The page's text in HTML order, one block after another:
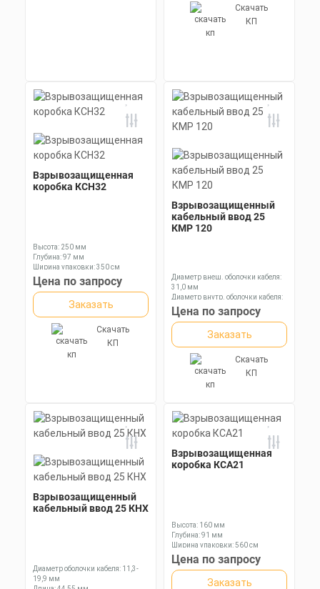
Скачать
КП
Взрывозащищенная
коробка КСН32
Высота: 250 мм
Глубина: 97 мм
Ширина упаковки: 350 см
Цена по запросу
Заказать
Скачать
КП
Взрывозащищенный
кабельный ввод 25
КМР 120
Диаметр внеш. оболочки кабеля:
31,0 мм
Диаметр внутр. оболочки кабеля:
25,1 мм
Диаметр оболочки кабеля: 11,3-
19,9 мм
Цена по запросу
Заказать
Скачать
КП
Взрывозащищенный
кабельный ввод 25 КНХ
Диаметр оболочки кабеля: 11,3-
19,9 мм
Взрывозащищенная
коробка КСА21
Высота: 160 мм
Глубина: 91 мм
Ширина упаковки: 560 см
Цена по запросу
Заказать